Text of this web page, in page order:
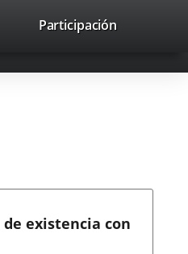
Participación
existencia con